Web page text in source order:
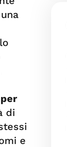
di
e